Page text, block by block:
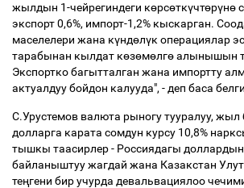
жылдын 1-чейрегиндеги көрсөткүчтөрүнө
экспорт 0,6%, импорт-1,2% кыскарган.
маселелери жана күндөлүк операциялар
тарабынан кылдат көзөмөлгөалынышын
Экспортко багытталган жана импортту
актуалдуу бойдон калууда", - деп баса
С.Урустемов валюта рыногу тууралуу,
долларга карата сомдун курсу 10,8%
тышкы таасирлер - Россиядагы
байланыштуу жагдай жана Казакстан
теңгени бир учурда девальвациялоо